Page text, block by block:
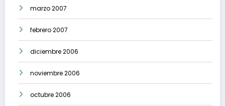
marzo 2007
febrero 2007
diciembre 2006
noviembre 2006
octubre 2006